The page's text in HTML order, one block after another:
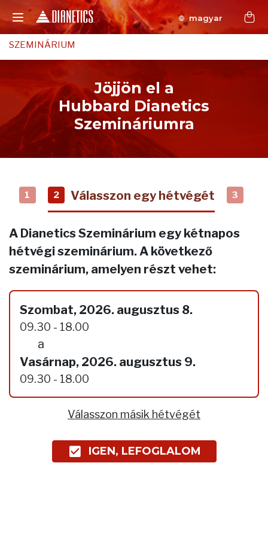
magyar
SZEMINÁRIUM
Jöjjön el a
Hubbard Dianetics
Szemináriumra
1 2 Válasszon egy hétvégét 3
A Dianetics Szeminárium egy kétnapos
hétvégi szeminárium. A következő
szeminárium, amelyen részt vehet:
Szombat, 2026. augusztus 8.
09.30 - 18.00
a
Vasárnap, 2026. augusztus 9.
09.30 - 18.00
Válasszon másik hétvégét
IGEN, LEFOGLALOM